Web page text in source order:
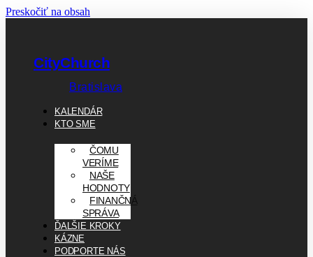
Preskočiť na obsah
CityChurch
Bratislava
KALENDÁR
KTO SME
ČOMU
VERÍME
NAŠE
HODNOTY
FINANČNÁ
SPRÁVA
ĎALŠIE KROKY
KÁZNE
PODPORTE NÁS